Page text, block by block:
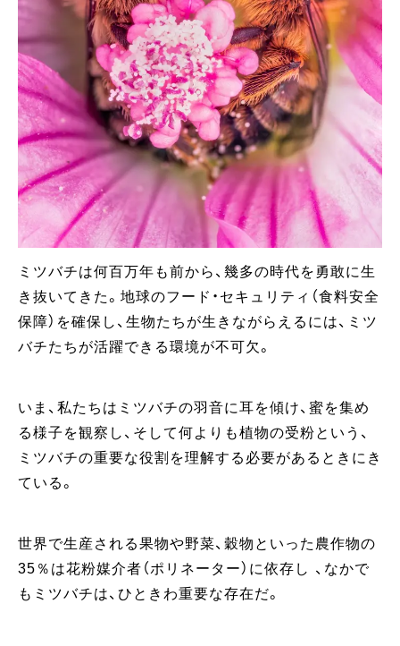
ミツバチは何百万年も前から、幾多の時代を勇敢に生
き抜いてきた。地球のフード・セキュリティ（食料安全
保障）を確保し、生物たちが生きながらえるには、ミツ
バチたちが活躍できる環境が不可欠。
いま、私たちはミツバチの羽音に耳を傾け、蜜を集め
る様子を観察し、そして何よりも植物の受粉という、
ミツバチの重要な役割を理解する必要があるときにき
ている。
世界で生産される果物や野菜、穀物といった農作物の
35％は花粉媒介者（ポリネーター）に依存し 、なかで
もミツバチは、ひときわ重要な存在だ。